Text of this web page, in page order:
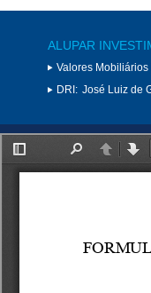
ALUPAR
Valores
DRI: José Luiz de